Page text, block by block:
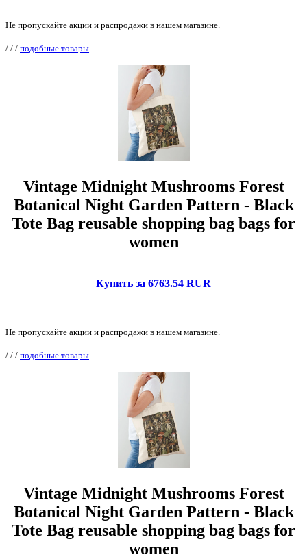
Не пропускайте акции и распродажи в нашем магазине.
/ / / подобные товары
Vintage Midnight Mushrooms Forest
Botanical Night Garden Pattern - Black
Tote Bag reusable shopping bag bags for
women
Купить за 6763.54 RUR
Не пропускайте акции и распродажи в нашем магазине.
/ / / подобные товары
Vintage Midnight Mushrooms Forest
Botanical Night Garden Pattern - Black
Tote Bag reusable shopping bag bags for
women